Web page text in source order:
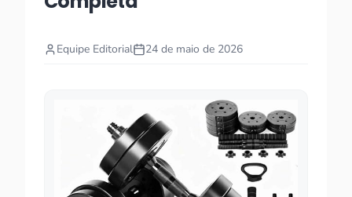
Equipe Editorial 24 de maio de 2026